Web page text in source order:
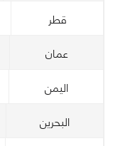
قطر
عمان
اليمن
البحرين